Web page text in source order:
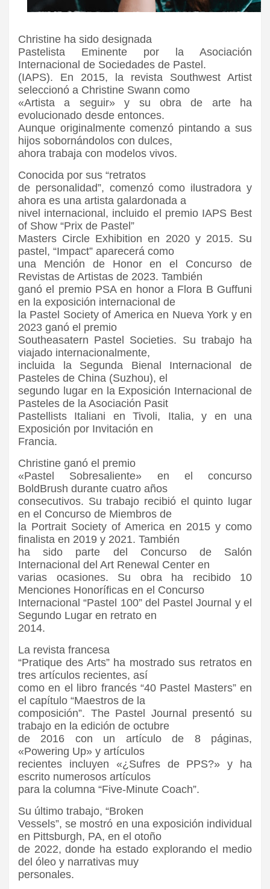
Christine ha sido designada
Pastelista Eminente por la Asociación
Internacional de Sociedades de Pastel.
(IAPS). En 2015, la revista Southwest Artist
seleccionó a Christine Swann como
«Artista a seguir» y su obra de arte ha
evolucionado desde entonces.
Aunque originalmente comenzó pintando a sus
hijos sobornándolos con dulces,
ahora trabaja con modelos vivos.
Conocida por sus “retratos
de personalidad”, comenzó como ilustradora y
ahora es una artista galardonada a
nivel internacional, incluido el premio IAPS Best
of Show “Prix de Pastel”
Masters Circle Exhibition en 2020 y 2015. Su
pastel, “Impact” aparecerá como
una Mención de Honor en el Concurso de
Revistas de Artistas de 2023. También
ganó el premio PSA en honor a Flora B Guffuni
en la exposición internacional de
la Pastel Society of America en Nueva York y en
2023 ganó el premio
Southeasatern Pastel Societies. Su trabajo ha
viajado internacionalmente,
incluida la Segunda Bienal Internacional de
Pasteles de China (Suzhou), el
segundo lugar en la Exposición Internacional de
Pasteles de la Asociación Pasit
Pastellists Italiani en Tivoli, Italia, y en una
Exposición por Invitación en
Francia.
Christine ganó el premio
«Pastel Sobresaliente» en el concurso
BoldBrush durante cuatro años
consecutivos. Su trabajo recibió el quinto lugar
en el Concurso de Miembros de
la Portrait Society of America en 2015 y como
finalista en 2019 y 2021. También
ha sido parte del Concurso de Salón
Internacional del Art Renewal Center en
varias ocasiones. Su obra ha recibido 10
Menciones Honoríficas en el Concurso
Internacional “Pastel 100” del Pastel Journal y el
Segundo Lugar en retrato en
2014.
La revista francesa
“Pratique des Arts” ha mostrado sus retratos en
tres artículos recientes, así
como en el libro francés “40 Pastel Masters” en
el capítulo “Maestros de la
composición”. The Pastel Journal presentó su
trabajo en la edición de octubre
de 2016 con un artículo de 8 páginas,
«Powering Up» y artículos
recientes incluyen «¿Sufres de PPS?» y ha
escrito numerosos artículos
para la columna “Five-Minute Coach”.
Su último trabajo, “Broken
Vessels”, se mostró en una exposición individual
en Pittsburgh, PA, en el otoño
de 2022, donde ha estado explorando el medio
del óleo y narrativas muy
personales.